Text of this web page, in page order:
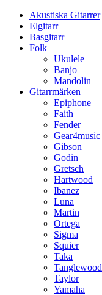
Akustiska Gitarrer
Elgitarr
Basgitarr
Folk
Ukulele
Banjo
Mandolin
Gitarrmärken
Epiphone
Faith
Fender
Gear4music
Gibson
Godin
Gretsch
Hartwood
Ibanez
Luna
Martin
Ortega
Sigma
Squier
Taka
Tanglewood
Taylor
Yamaha